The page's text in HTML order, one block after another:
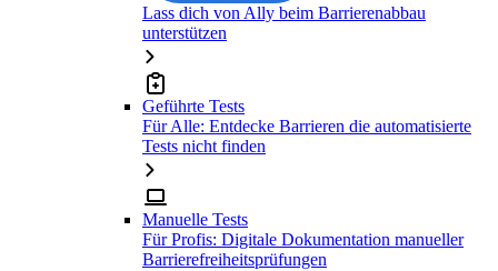
Lass dich von Ally beim Barrierenabbau
unterstützen
Geführte Tests
Für Alle: Entdecke Barrieren die automatisierte
Tests nicht finden
Manuelle Tests
Für Profis: Digitale Dokumentation manueller
Barrierefreiheitsprüfungen